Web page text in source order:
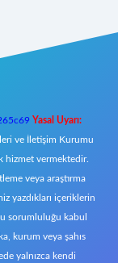
Yasal Uyarı:
ve İletişim Kurumu
hizmet vermektedir.
veya araştırma
yazdıkları içeriklerin
sorumluluğu kabul
kurum veya şahıs
yalnızca kendi